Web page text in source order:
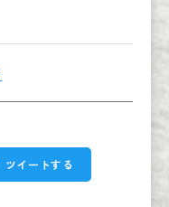
ツイートする